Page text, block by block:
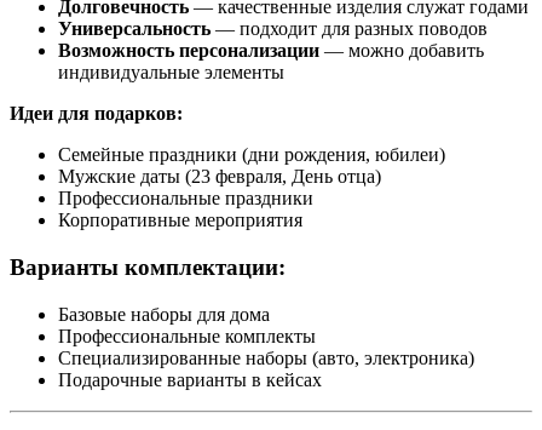
Долговечность — качественные изделия служат годами
Универсальность — подходит для разных поводов
Возможность персонализации — можно добавить
индивидуальные элементы
Идеи для подарков:
Семейные праздники (дни рождения, юбилеи)
Мужские даты (23 февраля, День отца)
Профессиональные праздники
Корпоративные мероприятия
Варианты комплектации:
Базовые наборы для дома
Профессиональные комплекты
Специализированные наборы (авто, электроника)
Подарочные варианты в кейсах